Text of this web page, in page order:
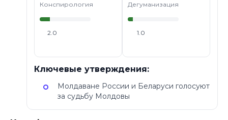
Конспирология
2.0
Дегуманизация
1.0
Ключевые утверждения:
Молдаване России и Беларуси голосуют
за судьбу Молдовы